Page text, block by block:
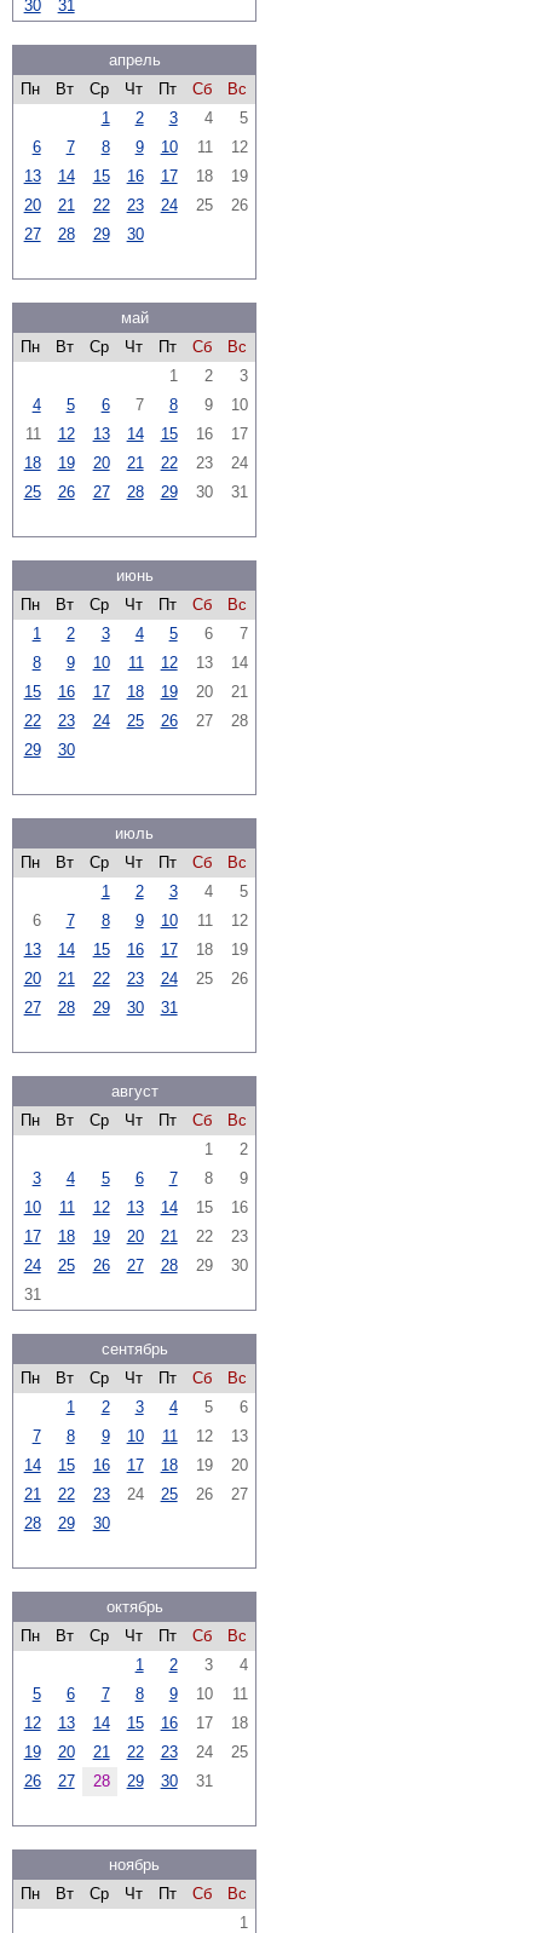
30 31
апрель
Пн
Вт Ср Чт Пт Сб
Вс
1
2 3 4
5
6
7 8 9 10 11
12
13
14 15 16 17 18
19
20
21 22 23 24 25
26
27
28 29 30
май
Пн
Вт Ср Чт Пт Сб
Вс
1
2
3
4
5 6 7 8 9
10
11
12 13 14 15 16
17
18
19 20 21 22 23
24
25
26 27 28 29 30 31
июнь
Пн
Вт Ср Чт Пт Сб
Вс
1
2 3 4 5 6
7
8
9 10 11 12 13
14
15
16 17 18 19 20
21
22
23 24 25 26 27
28
29
30
июль
Пн
Вт Ср Чт Пт Сб
Вс
1
2 3 4
5
6
7 8 9 10 11
12
13
14 15 16 17 18
19
20
21 22 23 24 25
26
27
28 29 30 31
август
Пн
Вт Ср Чт Пт Сб
Вс
1
2
3
4 5 6 7 8
9
10
11 12 13 14 15
16
17
18 19 20 21 22
23
24
25 26 27 28 29
30
31
сентябрь
Пн
Вт Ср Чт Пт Сб
Вс
1
2 3 4 5
6
7
8 9 10 11 12
13
14
15 16 17 18 19
20
21
22 23 24 25 26
27
28
29 30
октябрь
Пн
Вт Ср Чт Пт Сб
Вс
1
2 3
4
5
6 7 8 9 10
11
12
13 14 15 16 17
18
19
20 21 22 23 24
25
26
27 28 29 30 31
ноябрь
Пн
Вт Ср Чт Пт Сб
Вс
1